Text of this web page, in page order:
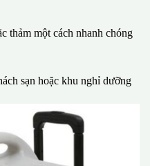
thảm một cách nhanh chóng
sạn hoặc khu nghỉ dưỡng